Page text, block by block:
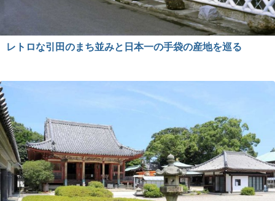
レトロな引田のまち並みと日本一の手袋の産地を巡る